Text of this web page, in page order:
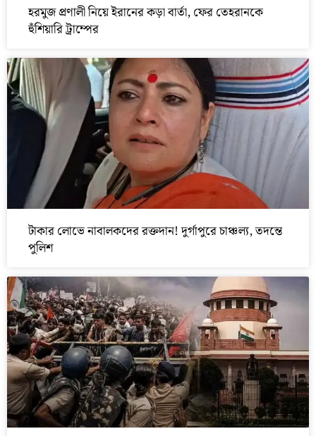
হরমুজ প্রণালী নিয়ে ইরানের কড়া বার্তা, ফের তেহরানকে
হুঁশিয়ারি ট্রাম্পের
টাকার লোভে নাবালকদের রক্তদান! দুর্গাপুরে চাঞ্চল্য, তদন্তে
পুলিশ